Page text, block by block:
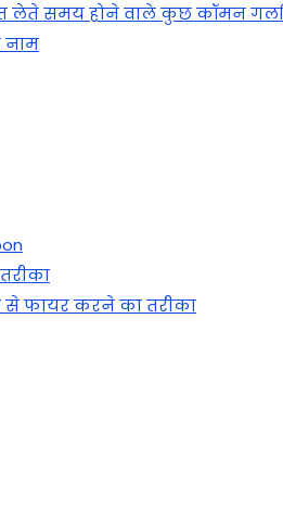
लेते समय होने वाले कुछ कॉमन
नाम
से फायर करने का तरीका